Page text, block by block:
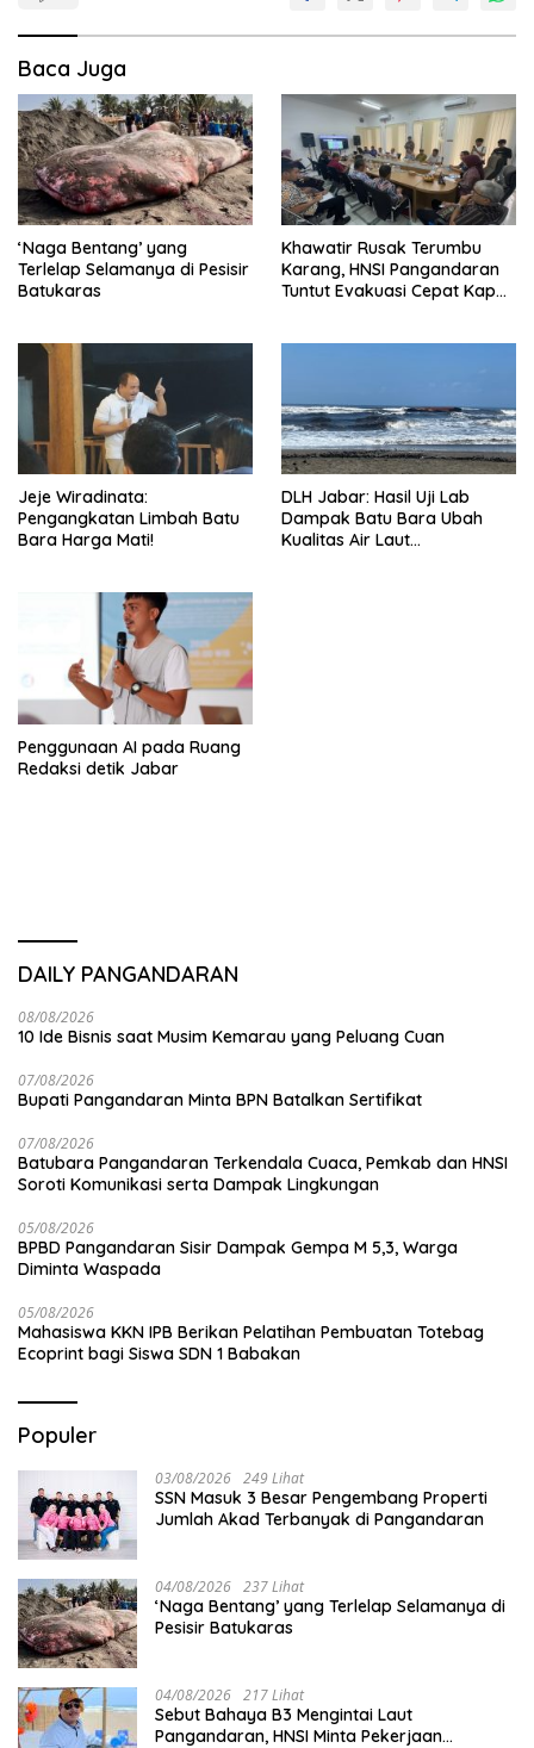
Baca Juga
‘Naga Bentang’ yang
Terlelap Selamanya di Pesisir
Batukaras
Khawatir Rusak Terumbu
Karang, HNSI Pangandaran
Tuntut Evakuasi Cepat Kapal
Jeje Wiradinata:
Pengangkatan Limbah Batu
Bara Harga Mati!
DLH Jabar: Hasil Uji Lab
Dampak Batu Bara Ubah
Kualitas Air Laut
Penggunaan AI pada Ruang
Redaksi detik Jabar
DAILY PANGANDARAN
08/08/2026
10 Ide Bisnis saat Musim Kemarau yang Peluang Cuan
07/08/2026
Bupati Pangandaran Minta BPN Batalkan Sertifikat
07/08/2026
Batubara Pangandaran Terkendala Cuaca, Pemkab dan HNSI
Soroti Komunikasi serta Dampak Lingkungan
05/08/2026
BPBD Pangandaran Sisir Dampak Gempa M 5,3, Warga
Diminta Waspada
05/08/2026
Mahasiswa KKN IPB Berikan Pelatihan Pembuatan Totebag
Ecoprint bagi Siswa SDN 1 Babakan
Populer
03/08/2026 249 Lihat
SSN Masuk 3 Besar Pengembang Properti
Jumlah Akad Terbanyak di Pangandaran
04/08/2026 237 Lihat
‘Naga Bentang’ yang Terlelap Selamanya di
Pesisir Batukaras
04/08/2026 217 Lihat
Sebut Bahaya B3 Mengintai Laut
Pangandaran, HNSI Minta Pekerjaan